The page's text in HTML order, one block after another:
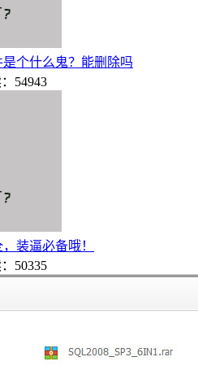
个什么鬼？能删除吗
54943
装逼必备哦！
50335